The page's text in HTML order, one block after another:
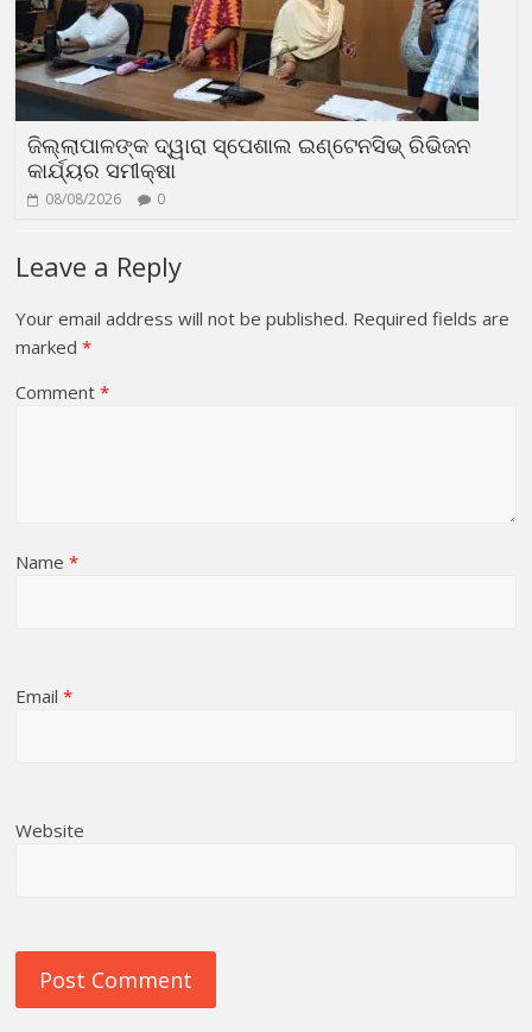
ଜିଲ୍ଲାପାଳଙ୍କ ଦ୍ୱାରା ସ୍ପେଶାଲ ଇଣ୍ଟେନସିଭ୍ ରିଭିଜନ
କାର୍ଯ୍ୟର ସମୀକ୍ଷା
08/08/2026 0
Leave a Reply
Your email address will not be published. Required fields are
marked*
Comment*
Name*
Email*
Website